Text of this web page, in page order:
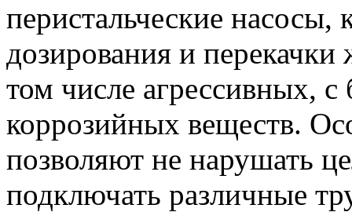
перистальческие насосы,
дозирования и
том числе агрессивных,
коррозийных веществ.
позволяют не нарушать
подключать различные